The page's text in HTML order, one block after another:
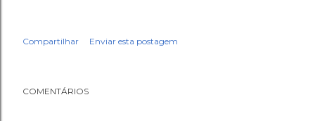
Compartilhar Enviar esta postagem
COMENTÁRIOS